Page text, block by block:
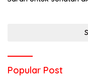
Popular Post